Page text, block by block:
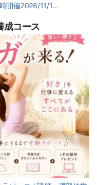
開催2026/11/1…
成コース